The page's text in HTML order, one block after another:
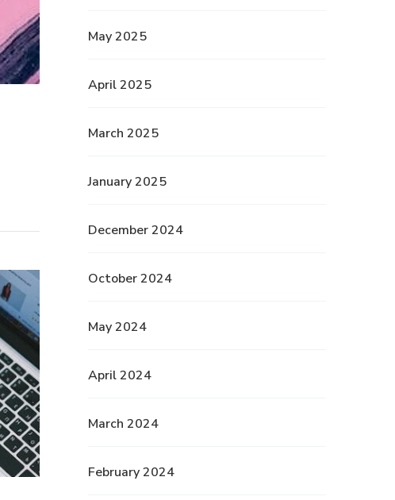
May 2025
April 2025
March 2025
January 2025
December 2024
October 2024
May 2024
April 2024
March 2024
February 2024